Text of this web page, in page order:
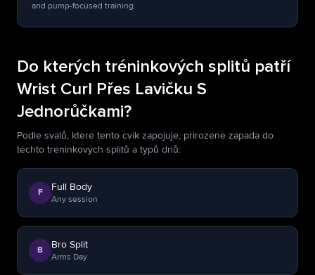
and pump-focused training.
Do kterých tréninkových splitů patří
Wrist Curl Přes Lavičku S
Jednorůčkami?
Podle svalů, které tento cvik zapojuje, přirozeně zapadá do
těchto tréninkových splitů a typů dnů:
F Full Body
Any session
B Bro Split
Arms Day